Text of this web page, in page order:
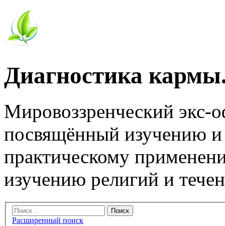
Диагностика
Мировоззренческий
посвящённый изучению
практическому
изучению религий и
Расширенный поиск